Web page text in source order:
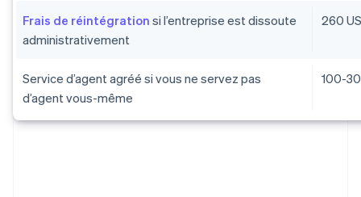
Frais de réintégration si l’entreprise est dissoute
administrativement
260
Service d’agent agréé si vous ne servez pas
d’agent vous-même
100-